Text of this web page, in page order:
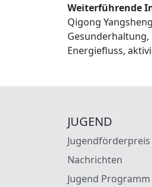
Weiterführende
Qigong
Energiefluss,
JUGEND
Jugendförderpreis
Nachrichten
Jugend Programm